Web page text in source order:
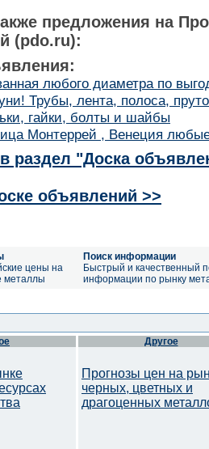
предложения на
(pdo.ru):
любого диаметра по
Трубы, лента, полоса,
гайки, болты и шайбы
Монтеррей , Венеция
раздел "Доска
объявлений >>
цены на
металлы
Поиск информации
Быстрый и качественный
информации по рынку
Другое
Прогнозы цен на
черных, цветных и
драгоценных